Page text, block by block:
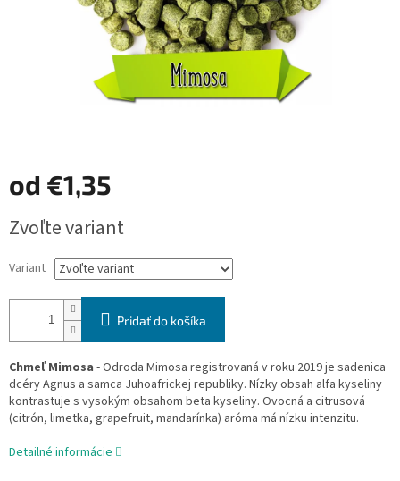
od €1,35
cena:
Zvoľte variant
Variant
Pridať do košíka
Chmeľ Mimosa - Odroda Mimosa registrovaná v roku 2019 je sadenica
dcéry Agnus a samca Juhoafrickej republiky. Nízky obsah alfa kyseliny
kontrastuje s vysokým obsahom beta kyseliny. Ovocná a citrusová
(citrón, limetka, grapefruit, mandarínka) aróma má nízku intenzitu.
Detailné informácie